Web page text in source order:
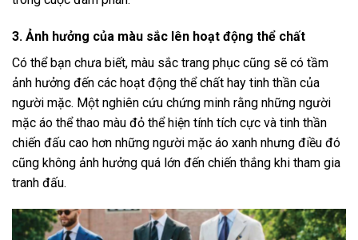
3. Ảnh hưởng của màu sắc lên hoạt động thể chất
Có thể bạn chưa biết, màu sắc trang phục cũng sẽ có tầm
ảnh hưởng đến các hoạt động thể chất hay tinh thần của
người mặc. Một nghiên cứu chứng minh rằng những người
mặc áo thể thao màu đỏ thể hiện tính tích cực và tinh thần
chiến đấu cao hơn những người mặc áo xanh nhưng điều đó
cũng không ảnh hưởng quá lớn đến chiến thắng khi tham gia
tranh đấu.